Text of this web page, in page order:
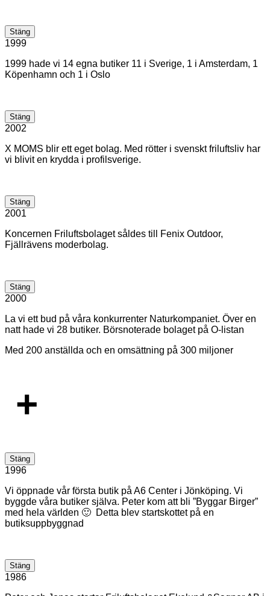
Stäng
1999
1999 hade vi 14 egna butiker 11 i Sverige, 1 i Amsterdam, 1
Köpenhamn och 1 i Oslo
Stäng
2002
X MOMS blir ett eget bolag. Med rötter i svenskt friluftsliv har
vi blivit en krydda i profilsverige.
Stäng
2001
Koncernen Friluftsbolaget såldes till Fenix Outdoor,
Fjällrävens moderbolag.
Stäng
2000
La vi ett bud på våra konkurrenter Naturkompaniet. Över en
natt hade vi 28 butiker. Börsnoterade bolaget på O-listan
Med 200 anställda och en omsättning på 300 miljoner
+
Stäng
1996
Vi öppnade vår första butik på A6 Center i Jönköping. Vi
byggde våra butiker själva. Peter kom att bli ”Byggar Birger”
med hela världen 🙂 Detta blev startskottet på en
butiksuppbyggnad
Stäng
1986